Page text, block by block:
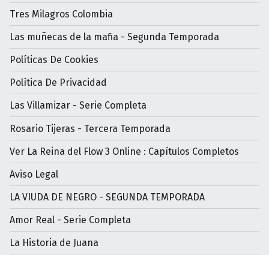
Tres Milagros Colombia
Las muñecas de la mafia - Segunda Temporada
Políticas De Cookies
Política De Privacidad
Las Villamizar - Serie Completa
Rosario Tijeras - Tercera Temporada
Ver La Reina del Flow 3 Online : Capítulos Completos
Aviso Legal
LA VIUDA DE NEGRO - SEGUNDA TEMPORADA
Amor Real - Serie Completa
La Historia de Juana